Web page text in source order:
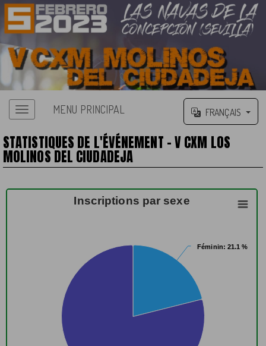
MENU PRINCIPAL FRANÇAIS
STATISTIQUES DE L'ÉVÉNEMENT - V CXM LOS
MOLINOS DEL CIUDADEJA
Inscriptions par sexe
Féminin: 21.1 %
Féminin: 21.1 %